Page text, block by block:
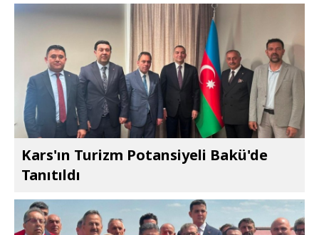
Kars'ın Turizm Potansiyeli Bakü'de
Tanıtıldı